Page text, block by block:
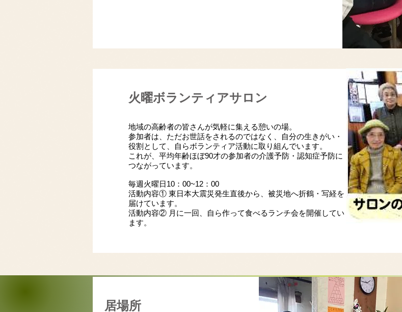
火曜ボランティアサロン
地域の高齢者の皆さんが気軽に集える憩いの場。
参加者は、ただお世話をされるのではなく、自分の生きがい・
役割として、自らボランティア活動に取り組んでいます。
これが、 平均年齢ほぼ90才の参加者の介護予防・認知症予防に
つながっています。
毎週火曜日10：00~12：00
活動内容① 東日本大震災発生直後から、被災地へ折鶴・写経を
届けています。
活動内容② 月に一回、自ら作って食べるランチ会を開催してい
ます。
居場所